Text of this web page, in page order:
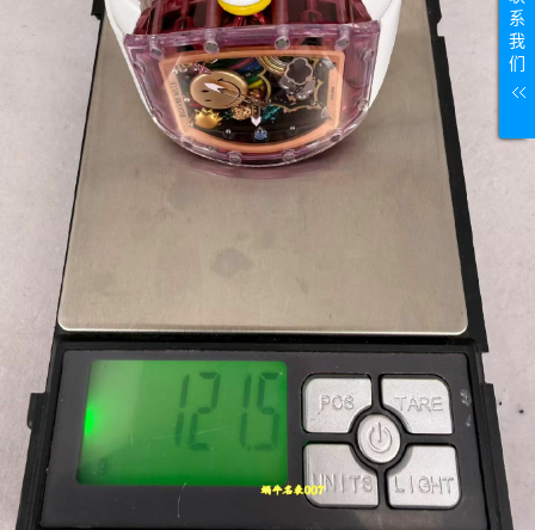
系
我
们